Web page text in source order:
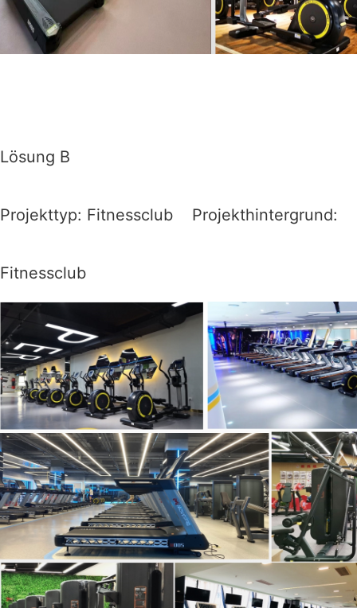
Lösung B
Projekttyp: Fitnessclub Projekthintergrund:
Fitnessclub